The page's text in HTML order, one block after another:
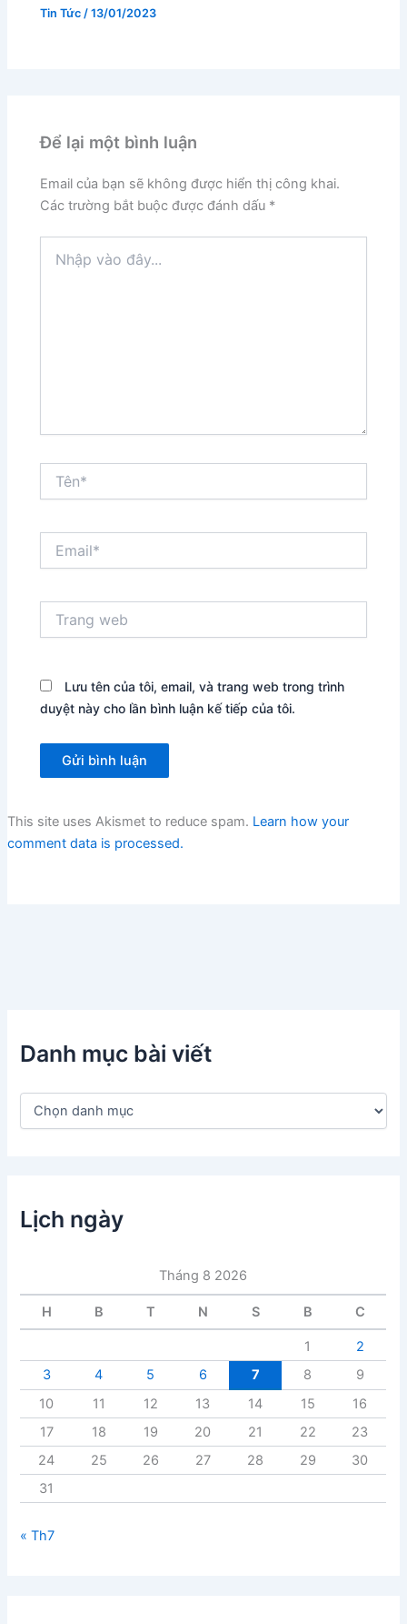
Tin Tức /13/01/2023
Để lại một bình luận
Email của bạn sẽ không được hiển thị công khai.
Các trường bắt buộc được đánh dấu *
vào
web
Lưu tên của tôi, email, và trang web trong trình
duyệt này cho lần bình luận kế tiếp của tôi.
This site uses Akismet to reduce spam. Learn how your
comment data is processed.
Danh mục bài viết
D
c
b
i
Lịch ngày
Tháng 8 2026
H B T N S B C
1
2
3
4 5 6 7 8
9
10
11 12 13 14 15
16
17
18 19 20 21 22
23
24
25 26 27 28 29
30
31
« Th7